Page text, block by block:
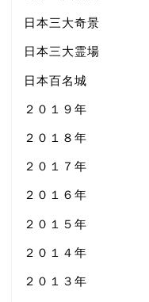
日本三大奇景
日本三大霊場
日本百名城
２０１９年
２０１８年
２０１７年
２０１６年
２０１５年
２０１４年
２０１３年